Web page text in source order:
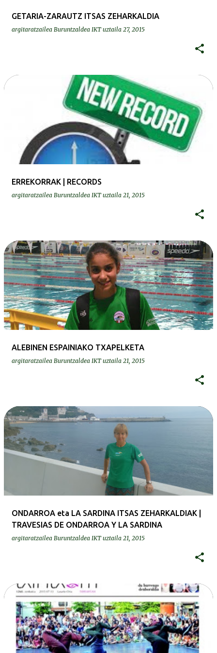
GETARIA-ZARAUTZ ITSAS ZEHARKALDIA
argitaratzailea Buruntzaldea IKT uztaila 27, 2015
ERREKORRAK | RECORDS
argitaratzailea Buruntzaldea IKT uztaila 21, 2015
ALEBINEN ESPAINIAKO TXAPELKETA
argitaratzailea Buruntzaldea IKT uztaila 21, 2015
ONDARROA eta LA SARDINA ITSAS ZEHARKALDIAK |
TRAVESIAS DE ONDARROA Y LA SARDINA
argitaratzailea Buruntzaldea IKT uztaila 21, 2015